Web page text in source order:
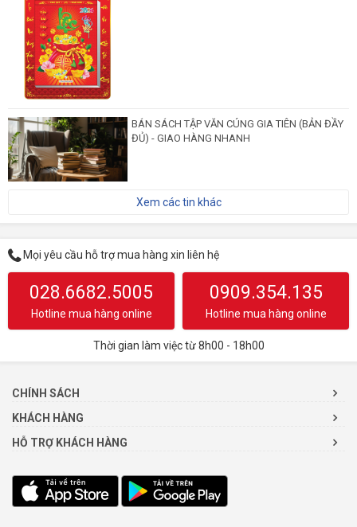
BÁN SÁCH TẬP VĂN CÚNG GIA TIÊN (BẢN ĐẦY
ĐỦ) - GIAO HÀNG NHANH
Xem các tin khác
Mọi yêu cầu hỗ trợ mua hàng xin liên hệ
028.6682.5005
Hotline mua hàng online
0909.354.135
Hotline mua hàng online
Thời gian làm việc từ 8h00 - 18h00
CHÍNH SÁCH
KHÁCH HÀNG
HỖ TRỢ KHÁCH HÀNG